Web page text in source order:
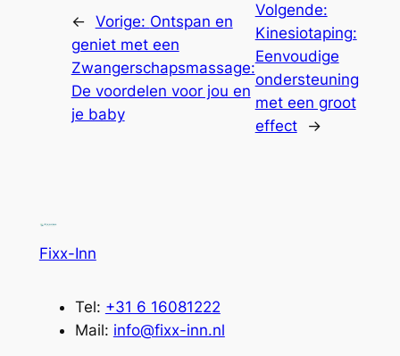
← Vorige: Ontspan en
geniet met een
Zwangerschapsmassage:
De voordelen voor jou en
je baby
Volgende:
Kinesiotaping:
Eenvoudige
ondersteuning
met een groot
effect
→
Fixx-Inn
Tel: +31 6 16081222
Mail: info@fixx-inn.nl